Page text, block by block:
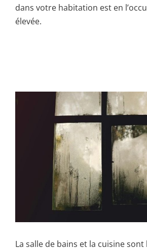
dans votre habitation est en
élevée.
La salle de bains et la cuisine sont